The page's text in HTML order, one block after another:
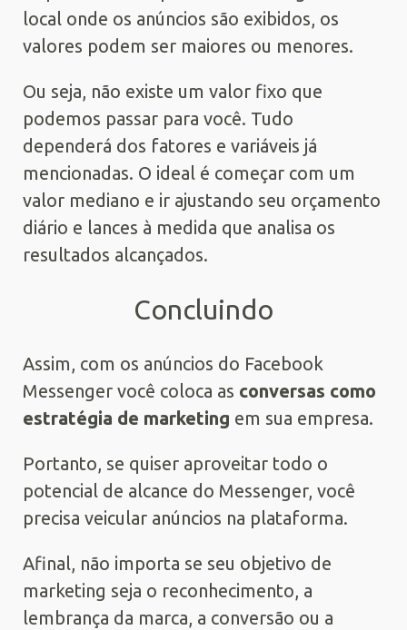
local onde os anúncios são exibidos, os
valores podem ser maiores ou menores.
Ou seja, não existe um valor fixo que
podemos passar para você. Tudo
dependerá dos fatores e variáveis já
mencionadas. O ideal é começar com um
valor mediano e ir ajustando seu orçamento
diário e lances à medida que analisa os
resultados alcançados.
Concluindo
Assim, com os anúncios do Facebook
Messenger você coloca as conversas como
estratégia de marketing em sua empresa.
Portanto, se quiser aproveitar todo o
potencial de alcance do Messenger, você
precisa veicular anúncios na plataforma.
Afinal, não importa se seu objetivo de
marketing seja o reconhecimento, a
lembrança da marca, a conversão ou a